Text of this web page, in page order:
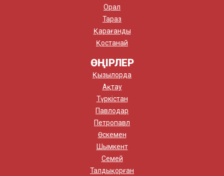
Орал
Тараз
Қарағанды
Қостанай
ӨҢІРЛЕР
Қызылорда
Ақтау
Түркістан
Павлодар
Петропавл
Өскемен
Шымкент
Семей
Талдықорған